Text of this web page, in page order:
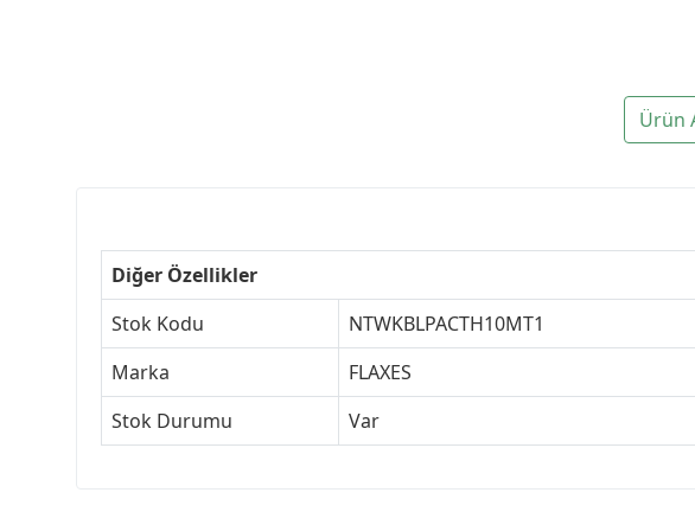
Ürün
Diğer Özellikler
Stok Kodu
NTWKBLPACTH10MT1
Marka
FLAXES
Stok Durumu
Var